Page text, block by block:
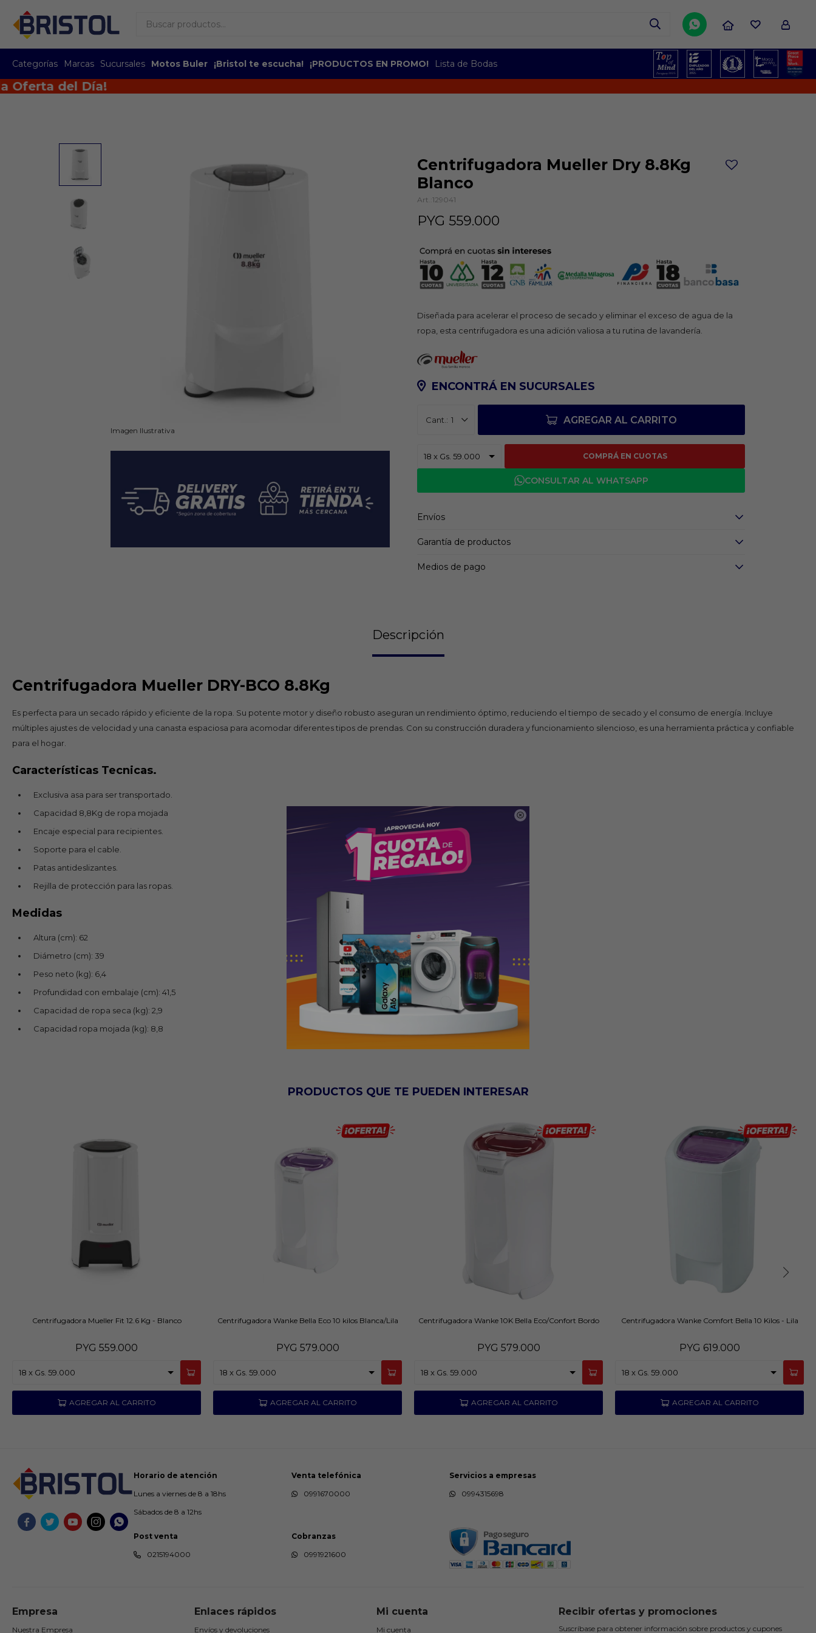

Categorías Marcas Sucursales Motos Buler ¡Bristol te escucha! ¡PRODUCTOS EN PROMO! Lista de Bodas

del Día!
Imagen Ilustrativa
Centrifugadora Mueller Dry 8.8Kg
Blanco
129041
PYG 559.000
Diseñada para acelerar el proceso de secado y eliminar el exceso de agua de la
ropa, esta centrifugadora es una adición valiosa a tu rutina de lavandería.
ENCONTRÁ EN SUCURSALES
1 AGREGAR AL CARRITO
COMPRÁ EN CUOTAS
CONSULTAR AL WHATSAPP
Envíos
Garantía de productos
Medios de pago
Descripción
Centrifugadora Mueller DRY-BCO 8.8Kg
Es perfecta para un secado rápido y eficiente de la ropa. Su potente motor y diseño robusto aseguran un rendimiento óptimo, reduciendo el tiempo de secado y el consumo de energía. Incluye
múltiples ajustes de velocidad y una canasta espaciosa para acomodar diferentes tipos de prendas. Con su construcción duradera y funcionamiento silencioso, es una herramienta práctica y confiable
para el hogar.
Características Tecnicas.
Exclusiva asa para ser transportado.
Capacidad 8,8Kg de ropa mojada
Encaje especial para recipientes.
Soporte para el cable.
Patas antideslizantes.
Rejilla de protección para las ropas.
Medidas
Altura (cm): 62
Diámetro (cm): 39
Peso neto (kg): 6,4
Profundidad con embalaje (cm): 41,5
Capacidad de ropa seca (kg): 2,9
Capacidad ropa mojada (kg): 8,8
PRODUCTOS QUE TE PUEDEN INTERESAR
Centrifugadora Mueller Fit 12.6 Kg - Blanco
PYG 559.000
Centrifugadora Wanke Bella Eco 10 kilos Blanca/Lila
PYG 579.000
Centrifugadora Wanke 10K Bella Eco/Confort Bordo
PYG 579.000
Centrifugadora Wanke Comfort Bella 10 Kilos - Lila
PYG 619.000
    
Horario de atención
Lunes a viernes de 8 a 18hs
Sábados de 8 a 12hs
Venta telefónica
0991670000
Servicios a empresas
0994315698
Post venta
0215194000
Cobranzas
0991921600
Empresa
Nuestra Empresa
Enlaces rápidos
Envíos y devoluciones
Mi cuenta
Mi cuenta
Recibir ofertas y promociones
Suscríbase para obtener información sobre productos y cupones